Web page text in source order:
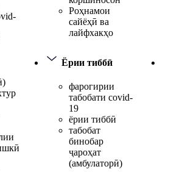
Роҳнамои
сайёҳӣ ва
лайфхакҳо
Ёрии тиббӣ
фарогирии
табобати covid-
19
ёрии тиббӣ
табобат
бинобар
ҷароҳат
(амбулаторӣ)